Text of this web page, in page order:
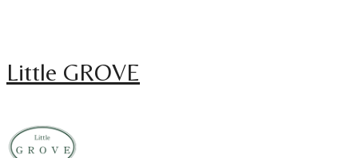
Little GROVE